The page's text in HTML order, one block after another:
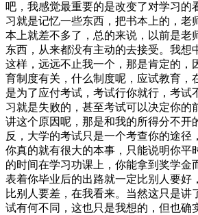
吧，我感觉最重要的是改变了对学习的
习就是记忆一些东西，把书本上的，老
本上就差不多了，总的来说，以前是老
东西，从来都没有主动的去接受。我想
这样，远远不止我一个，那是肯定的，
育制度有关，什么制度呢，应试教育，
是为了应付考试，考试行你就行，考试
习就是失败的，甚至考试可以决定你的
讲这个原因呢，那是和我的所得分不开
反，大学的考试只是一个考查你的途径
你真的就有很大的本事，只能说明你平
的时间在学习功课上，你能拿到奖学金
表着你毕业后的出路就一定比别人要好
比别人要差，在我看来。当然这只是讲
试有何不同，这也只是我想的，但也确